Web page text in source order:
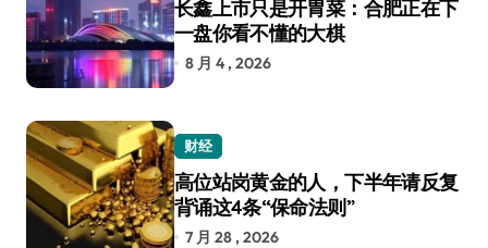
长鑫上市只是开胃菜：合肥正在下
一盘你看不懂的大棋
8 月 4 , 2026
财经
高位站岗黄金的人，下半年请反复
背诵这4条“保命法则”
7 月 28 , 2026